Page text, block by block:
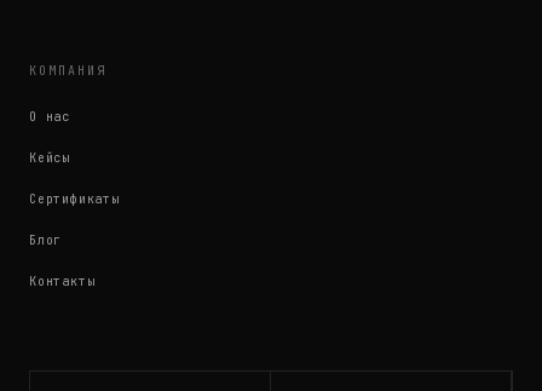
КОМПАНИЯ
О нас
Кейсы
Сертификаты
Блог
Контакты